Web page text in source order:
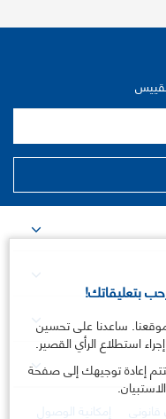
قانوني إمكانية الوصول
بتعليقاتك!
ساعدنا على تحسين
استطلاع الرأي القصير.
إعادة توجيهك إلى صفحة
الاستبيان.